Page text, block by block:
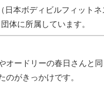
日本ボディビルフィットネ
体に所属しています。
オードリーの春日さんと
のがきっかけです。